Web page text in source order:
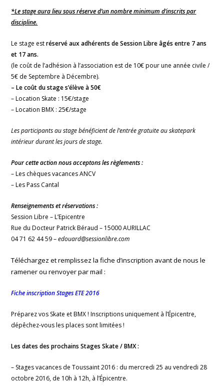
*Le stage aura lieu sous réserve d’un nombre minimum d’inscrits par
discipline.
Le stage estréservé aux adhérents de Session Libre âgés entre 7 ans
et 17 ans.
(le coût de l’adhésion à l’association est de 10€ pour une année civile /
5€ de Septembre à Décembre).
– Le coût du stage s’élève à 50€
– Location Skate : 15€/stage
– Location BMX : 25€/stage
Les participants au stage bénéficient de l’entrée gratuite au skatepark
intérieur durant les jours de stage.
Pour cette action nous acceptons les règlements :
– Les chèques vacances ANCV
– Les Pass Cantal
Renseignements et réservations :
Session Libre – L’Epicentre
Rue du Docteur Patrick Béraud – 15000 AURILLAC
04 71 62 44 59 –edouard@sessionlibre.com
Téléchargez et remplissez la fiche d’inscription avant de nous le
ramener ou renvoyer par mail :
Fiche inscription Stages ETE 2016
Préparez vos Skate et BMX ! Inscriptions uniquement à l’Épicentre,
dépêchez-vous les places sont limitées !
Les dates des prochains Stages Skate / BMX :
– Stages vacances de Toussaint 2016 : du mercredi 25 au vendredi 28
octobre 2016, de 10h à 12h, à l’Épicentre.